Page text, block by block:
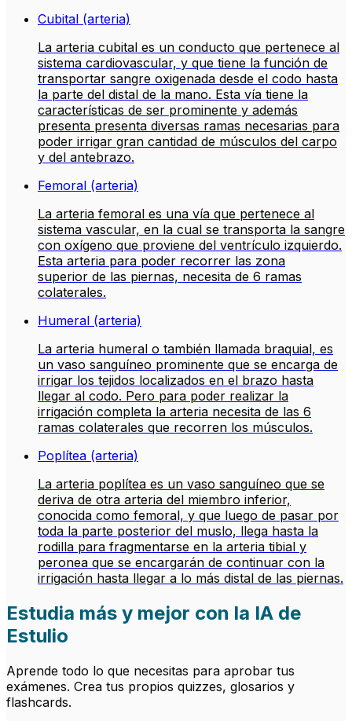
Cubital (arteria)
La arteria cubital es un conducto que pertenece al
sistema cardiovascular, y que tiene la función de
transportar sangre oxigenada desde el codo hasta
la parte del distal de la mano. Esta vía tiene la
características de ser prominente y además
presenta presenta diversas ramas necesarias para
poder irrigar gran cantidad de músculos del carpo
y del antebrazo.
Femoral (arteria)
La arteria femoral es una vía que pertenece al
sistema vascular, en la cual se transporta la sangre
con oxígeno que proviene del ventrículo izquierdo.
Esta arteria para poder recorrer las zona
superior de las piernas, necesita de 6 ramas
colaterales.
Humeral (arteria)
La arteria humeral o también llamada braquial, es
un vaso sanguíneo prominente que se encarga de
irrigar los tejidos localizados en el brazo hasta
llegar al codo. Pero para poder realizar la
irrigación completa la arteria necesita de las 6
ramas colaterales que recorren los músculos.
Poplítea (arteria)
La arteria poplítea es un vaso sanguíneo que se
deriva de otra arteria del miembro inferior,
conocida como femoral, y que luego de pasar por
toda la parte posterior del muslo, llega hasta la
rodilla para fragmentarse en la arteria tibial y
peronea que se encargarán de continuar con la
irrigación hasta llegar a lo más distal de las piernas.
Estudia más y mejor con la IA de
Estulio
Aprende todo lo que necesitas para aprobar tus
exámenes. Crea tus propios quizzes, glosarios y
flashcards.